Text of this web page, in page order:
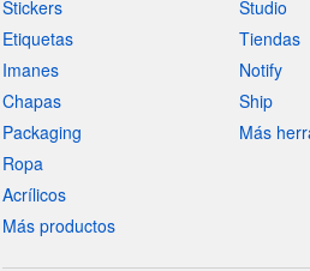
Stickers
Etiquetas
Imanes
Chapas
Packaging
Ropa
Acrílicos
Más productos
Studio
Tiendas
Notify
Ship
Más